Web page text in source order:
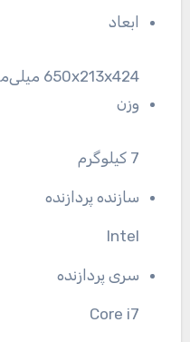
ابعاد
650x213x424 میلی‌متر
وزن
7 کیلوگرم
سازنده پردازنده
Intel
سری پردازنده
Core i7